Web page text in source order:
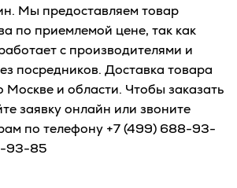
Мы предоставляем товар
по приемлемой цене, так как
с производителями и
посредников. Доставка товара
Москве и области. Чтобы заказать
заявку онлайн или звоните
по телефону +7 (499) 688-93-
93-85